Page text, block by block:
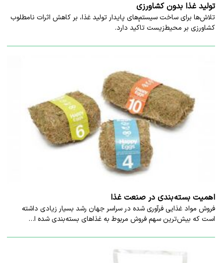
تولید غذا بدون کشاورزی
تلاش‌ها برای ساخت سیستم‌های پایدار تولید غذا، بر کاهش اثرات نامطلوب
کشاورزی بر محیط‌زیست تاکید دارد.
اهمیت بسته بندی در صنعت غذا
فروش مواد غذایی فرآوری شده در سراسر جهان رشد بسیار زیادی داشته
است که بیش‌ترین سهم فروش مربوط به غذاهای بسته‌بندی شده ا…